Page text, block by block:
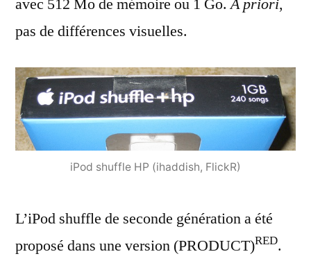
avec 512 Mo de mémoire ou 1 Go.A priori,
pas de différences visuelles.
iPod shuffle HP (ihaddish, FlickR)
L’iPod shuffle de seconde génération a été
proposé dans une version (PRODUCT)RED.